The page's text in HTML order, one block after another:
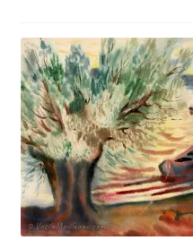
Contact